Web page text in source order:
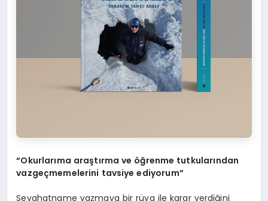
“Okurlarıma araştırma ve öğrenme tutkularından
vazgeçmemelerini tavsiye ediyorum”
Seyahatname yazmaya bir rüya ile karar verdiğini